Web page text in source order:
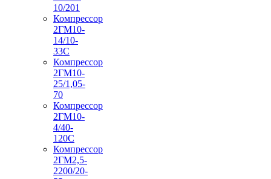
10/201
Компрессор
2ГМ10-
14/10-
33С
Компрессор
2ГМ10-
25/1,05-
70
Компрессор
2ГМ10-
4/40-
120С
Компрессор
2ГМ2,5-
2200/20-